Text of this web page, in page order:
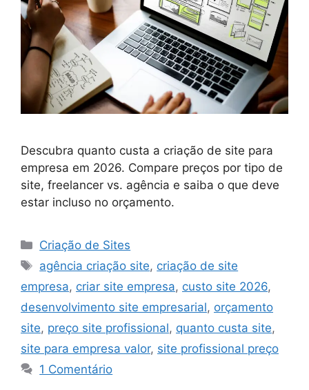
Descubra quanto custa a criação de site para
empresa em 2026. Compare preços por tipo de
site, freelancer vs. agência e saiba o que deve
estar incluso no orçamento.
Categorias
Criação de Sites
Tags
agência criação site, criação de site
empresa, criar site empresa, custo site 2026,
desenvolvimento site empresarial, orçamento
site, preço site profissional, quanto custa site,
site para empresa valor, site profissional preço
1 Comentário